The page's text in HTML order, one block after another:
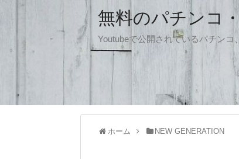
無料のパチンコ
Youtubeで公開されているパチンコ
ホーム NEW GENERATION